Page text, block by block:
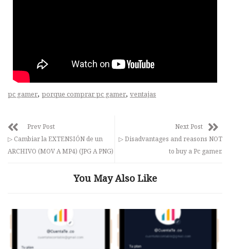
pc gamer, porque comprar pc gamer, ventajas
Prev Post
▷ Cambiar la EXTENSIÓN de un
ARCHIVO (MOV A MP4) (JPG A PNG)
Next Post
▷ Disadvantages and reasons NOT
to buy a Pc gamer.
You May Also Like